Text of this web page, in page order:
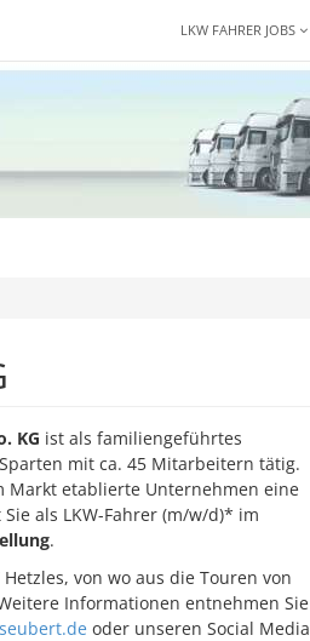
LKW FAHRER JOBS
KG ist als familiengeführtes
mit ca. 45 Mitarbeitern tätig.
Markt etablierte Unternehmen eine
als LKW-Fahrer (m/w/d)* im
.
von wo aus die Touren von
Informationen entnehmen Sie
oder unseren Social Media